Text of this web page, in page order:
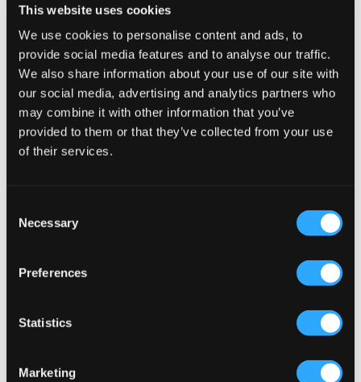
This website uses cookies
We use cookies to personalise content and ads, to
provide social media features and to analyse our traffic.
We also share information about your use of our site with
our social media, advertising and analytics partners who
may combine it with other information that you’ve
provided to them or that they’ve collected from your use
of their services.
Selection
Necessary
Preferences
Statistics
Marketing
MANCHESTER UNITED TEAM
JERSEY
REAL MADRID TEAM JERSEY
75 €
RYVLS